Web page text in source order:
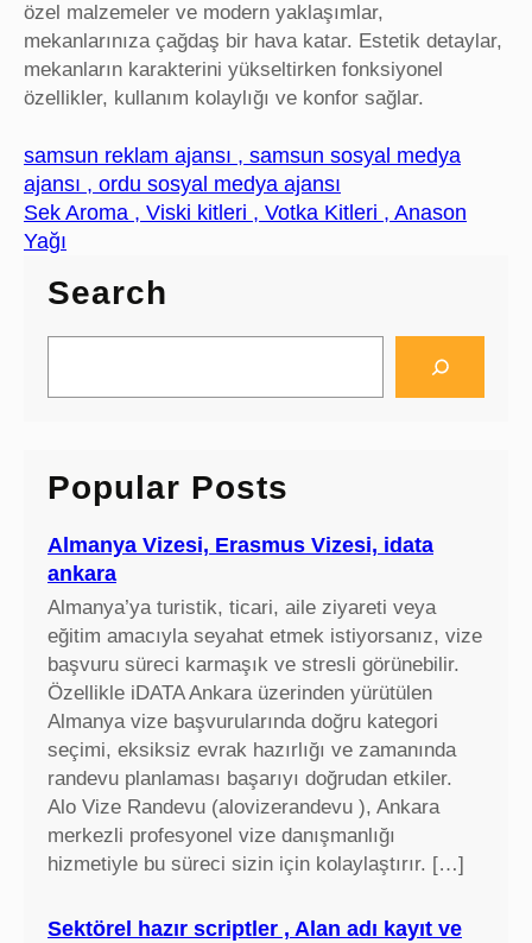
özel malzemeler ve modern yaklaşımlar,
mekanlarınıza çağdaş bir hava katar. Estetik detaylar,
mekanların karakterini yükseltirken fonksiyonel
özellikler, kullanım kolaylığı ve konfor sağlar.
samsun reklam ajansı , samsun sosyal medya
ajansı , ordu sosyal medya ajansı
Sek Aroma , Viski kitleri , Votka Kitleri , Anason
Yağı
Search
a
h
Popular Posts
Almanya Vizesi, Erasmus Vizesi, idata
ankara
Almanya’ya turistik, ticari, aile ziyareti veya
eğitim amacıyla seyahat etmek istiyorsanız, vize
başvuru süreci karmaşık ve stresli görünebilir.
Özellikle iDATA Ankara üzerinden yürütülen
Almanya vize başvurularında doğru kategori
seçimi, eksiksiz evrak hazırlığı ve zamanında
randevu planlaması başarıyı doğrudan etkiler.
Alo Vize Randevu (alovizerandevu ), Ankara
merkezli profesyonel vize danışmanlığı
hizmetiyle bu süreci sizin için kolaylaştırır. […]
Sektörel hazır scriptler , Alan adı kayıt ve